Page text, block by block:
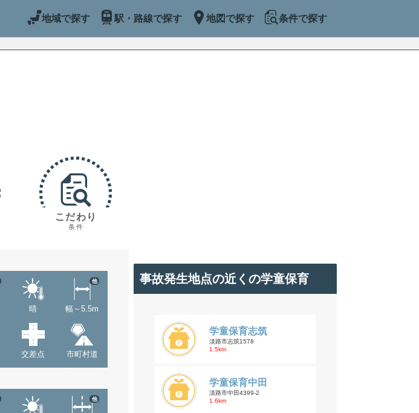
地域で探す 駅・路線で探す 地図で探す 条件で探す
こだわり
条件
晴 幅～5.5m
他
交差点 市町村道
他
事故発生地点の近くの学童保育
学童保育志筑
淡路市志筑1578
1.5km
学童保育中田
淡路市中田4399-2
1.6km